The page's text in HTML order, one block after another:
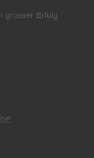
grosser Erfolg